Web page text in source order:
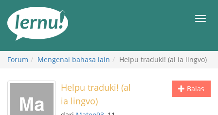
daftar
Forum Mengenai bahasa lain Helpu traduki! (al ia lingvo)
Balas
Helpu traduki! (al
ia lingvo)